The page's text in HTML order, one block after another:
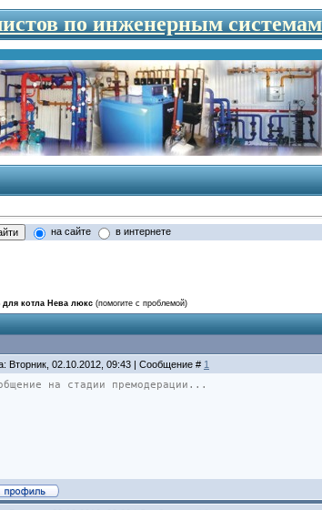
по инженерным
на сайте в интернете
для котла Нева люкс (помогите с проблемой)
Вторник, 02.10.2012, 09:43 | Сообщение # 1
на стадии премодерации...